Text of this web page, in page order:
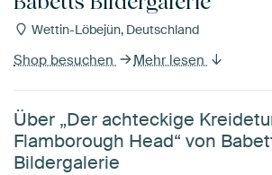
Wettin-Löbejün, Deutschland
Shop besuchen Mehr lesen
Über „Der achteckige
Flamborough Head“ von
Bildergalerie